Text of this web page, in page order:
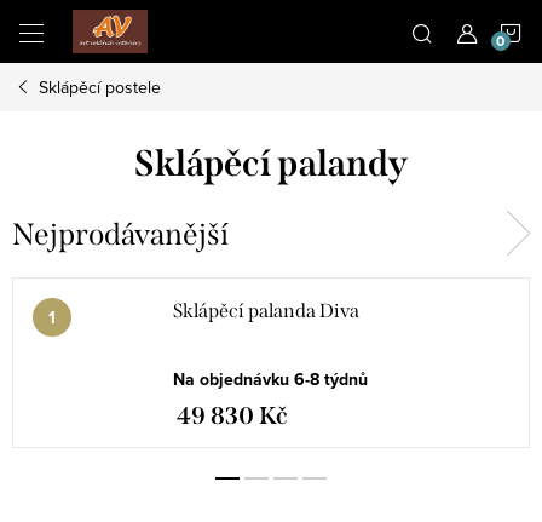
obsah
Sklápěcí postele
Sklápěcí palandy
Nejprodávanější
Sklápěcí palanda Diva
Na objednávku 6-8 týdnů
49 830 Kč